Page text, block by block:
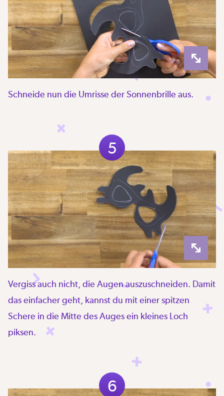
Schneide nun die Umrisse der Sonnenbrille aus.
5
Vergiss auch nicht, die Augen auszuschneiden. Damit
das einfacher geht, kannst du mit einer spitzen
Schere in die Mitte des Auges ein kleines Loch
piksen.
6